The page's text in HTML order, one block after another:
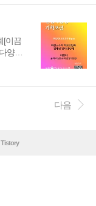
[이끔
양성
기
일
다음
Tistory